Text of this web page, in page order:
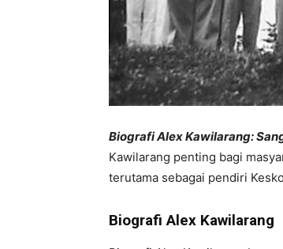
Biografi Alex Kawilarang:
Kawilarang penting bagi
terutama sebagai pendiri
Biografi Alex Kawilarang